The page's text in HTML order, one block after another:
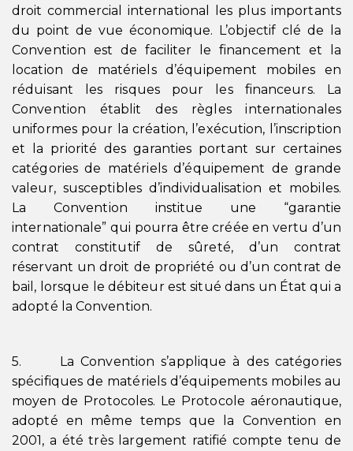
droit commercial international les plus importants
du point de vue économique. L’objectif clé de la
Convention est de faciliter le financement et la
location de matériels d’équipement mobiles en
réduisant les risques pour les financeurs. La
Convention établit des règles internationales
uniformes pour la création, l’exécution, l’inscription
et la priorité des garanties portant sur certaines
catégories de matériels d’équipement de grande
valeur, susceptibles d’individualisation et mobiles.
La Convention institue une “garantie
internationale” qui pourra être créée en vertu d’un
contrat constitutif de sûreté, d’un contrat
réservant un droit de propriété ou d’un contrat de
bail, lorsque le débiteur est situé dans un État qui a
adopté la Convention.
5. La Convention s’applique à des catégories
spécifiques de matériels d’équipements mobiles au
moyen de Protocoles. Le Protocole aéronautique,
adopté en même temps que la Convention en
2001, a été très largement ratifié compte tenu de